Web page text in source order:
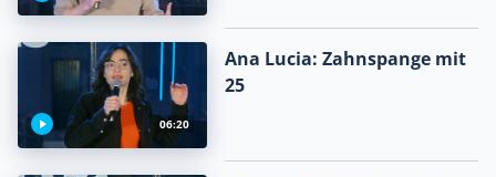
06:20
Ana Lucia: Zahnspange mit
25